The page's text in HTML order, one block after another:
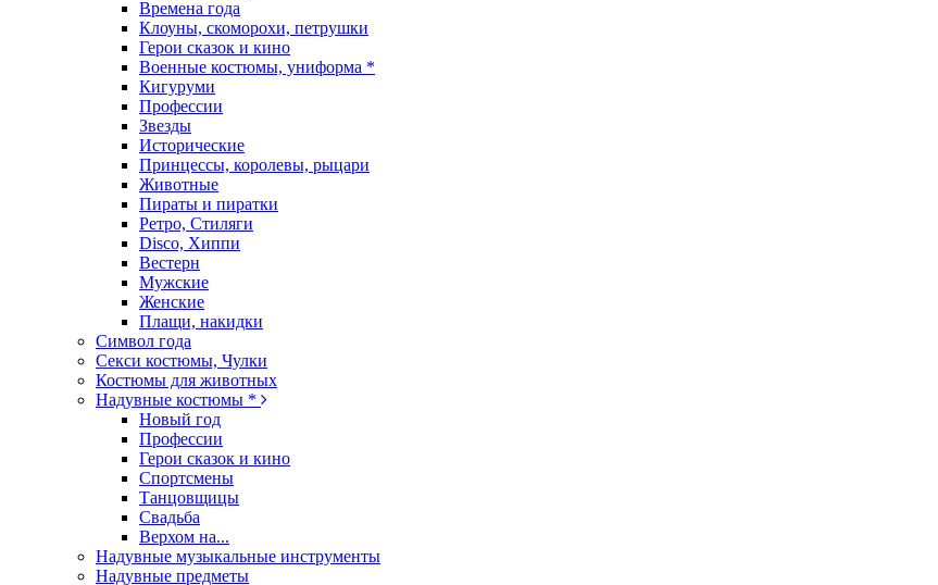
Времена года
Клоуны, скоморохи, петрушки
Герои сказок и кино
Военные костюмы, униформа *
Кигуруми
Профессии
Звезды
Исторические
Принцессы, королевы, рыцари
Животные
Пираты и пиратки
Ретро, Стиляги
Disco, Хиппи
Вестерн
Мужские
Женские
Плащи, накидки
Символ года
Секси костюмы, Чулки
Костюмы для животных
Надувные костюмы *
Новый год
Профессии
Герои сказок и кино
Спортсмены
Танцовщицы
Свадьба
Верхом на...
Надувные музыкальные инструменты
Надувные предметы